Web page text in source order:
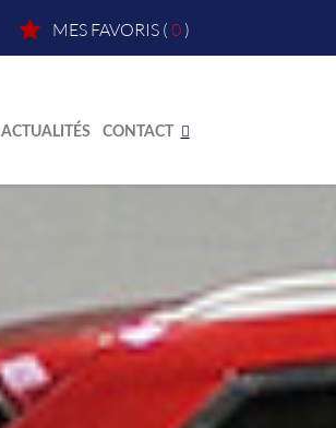
MES FAVORIS( 0)
ACTUALITÉS CONTACT